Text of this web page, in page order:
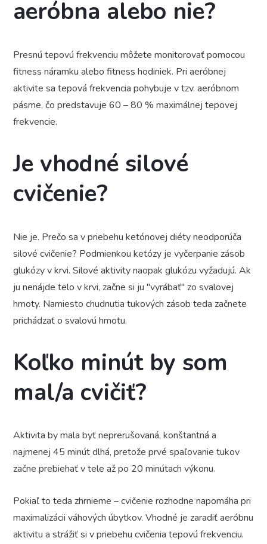
aeróbna alebo nie?
Presnú tepovú frekvenciu môžete monitorovať pomocou
fitness náramku alebo fitness hodiniek. Pri aeróbnej
aktivite sa tepová frekvencia pohybuje v tzv. aeróbnom
pásme, čo predstavuje 60 – 80 % maximálnej tepovej
frekvencie.
Je vhodné silové
cvičenie?
Nie je. Prečo sa v priebehu ketónovej diéty neodporúča
silové cvičenie? Podmienkou ketózy je vyčerpanie zásob
glukózy v krvi. Silové aktivity naopak glukózu vyžadujú. Ak
ju nenájde telo v krvi, začne si ju "vyrábať" zo svalovej
hmoty. Namiesto chudnutia tukových zásob teda začnete
prichádzať o svalovú hmotu.
Koľko minút by som
mal/a cvičiť?
Aktivita by mala byť neprerušovaná, konštantná a
najmenej 45 minút dlhá, pretože prvé spaľovanie tukov
začne prebiehať v tele až po 20 minútach výkonu.
Pokiaľ to teda zhrnieme – cvičenie rozhodne napomáha pri
maximalizácii váhových úbytkov. Vhodné je zaradiť aeróbnu
aktivitu a strážiť si v priebehu cvičenia tepovú frekvenciu.